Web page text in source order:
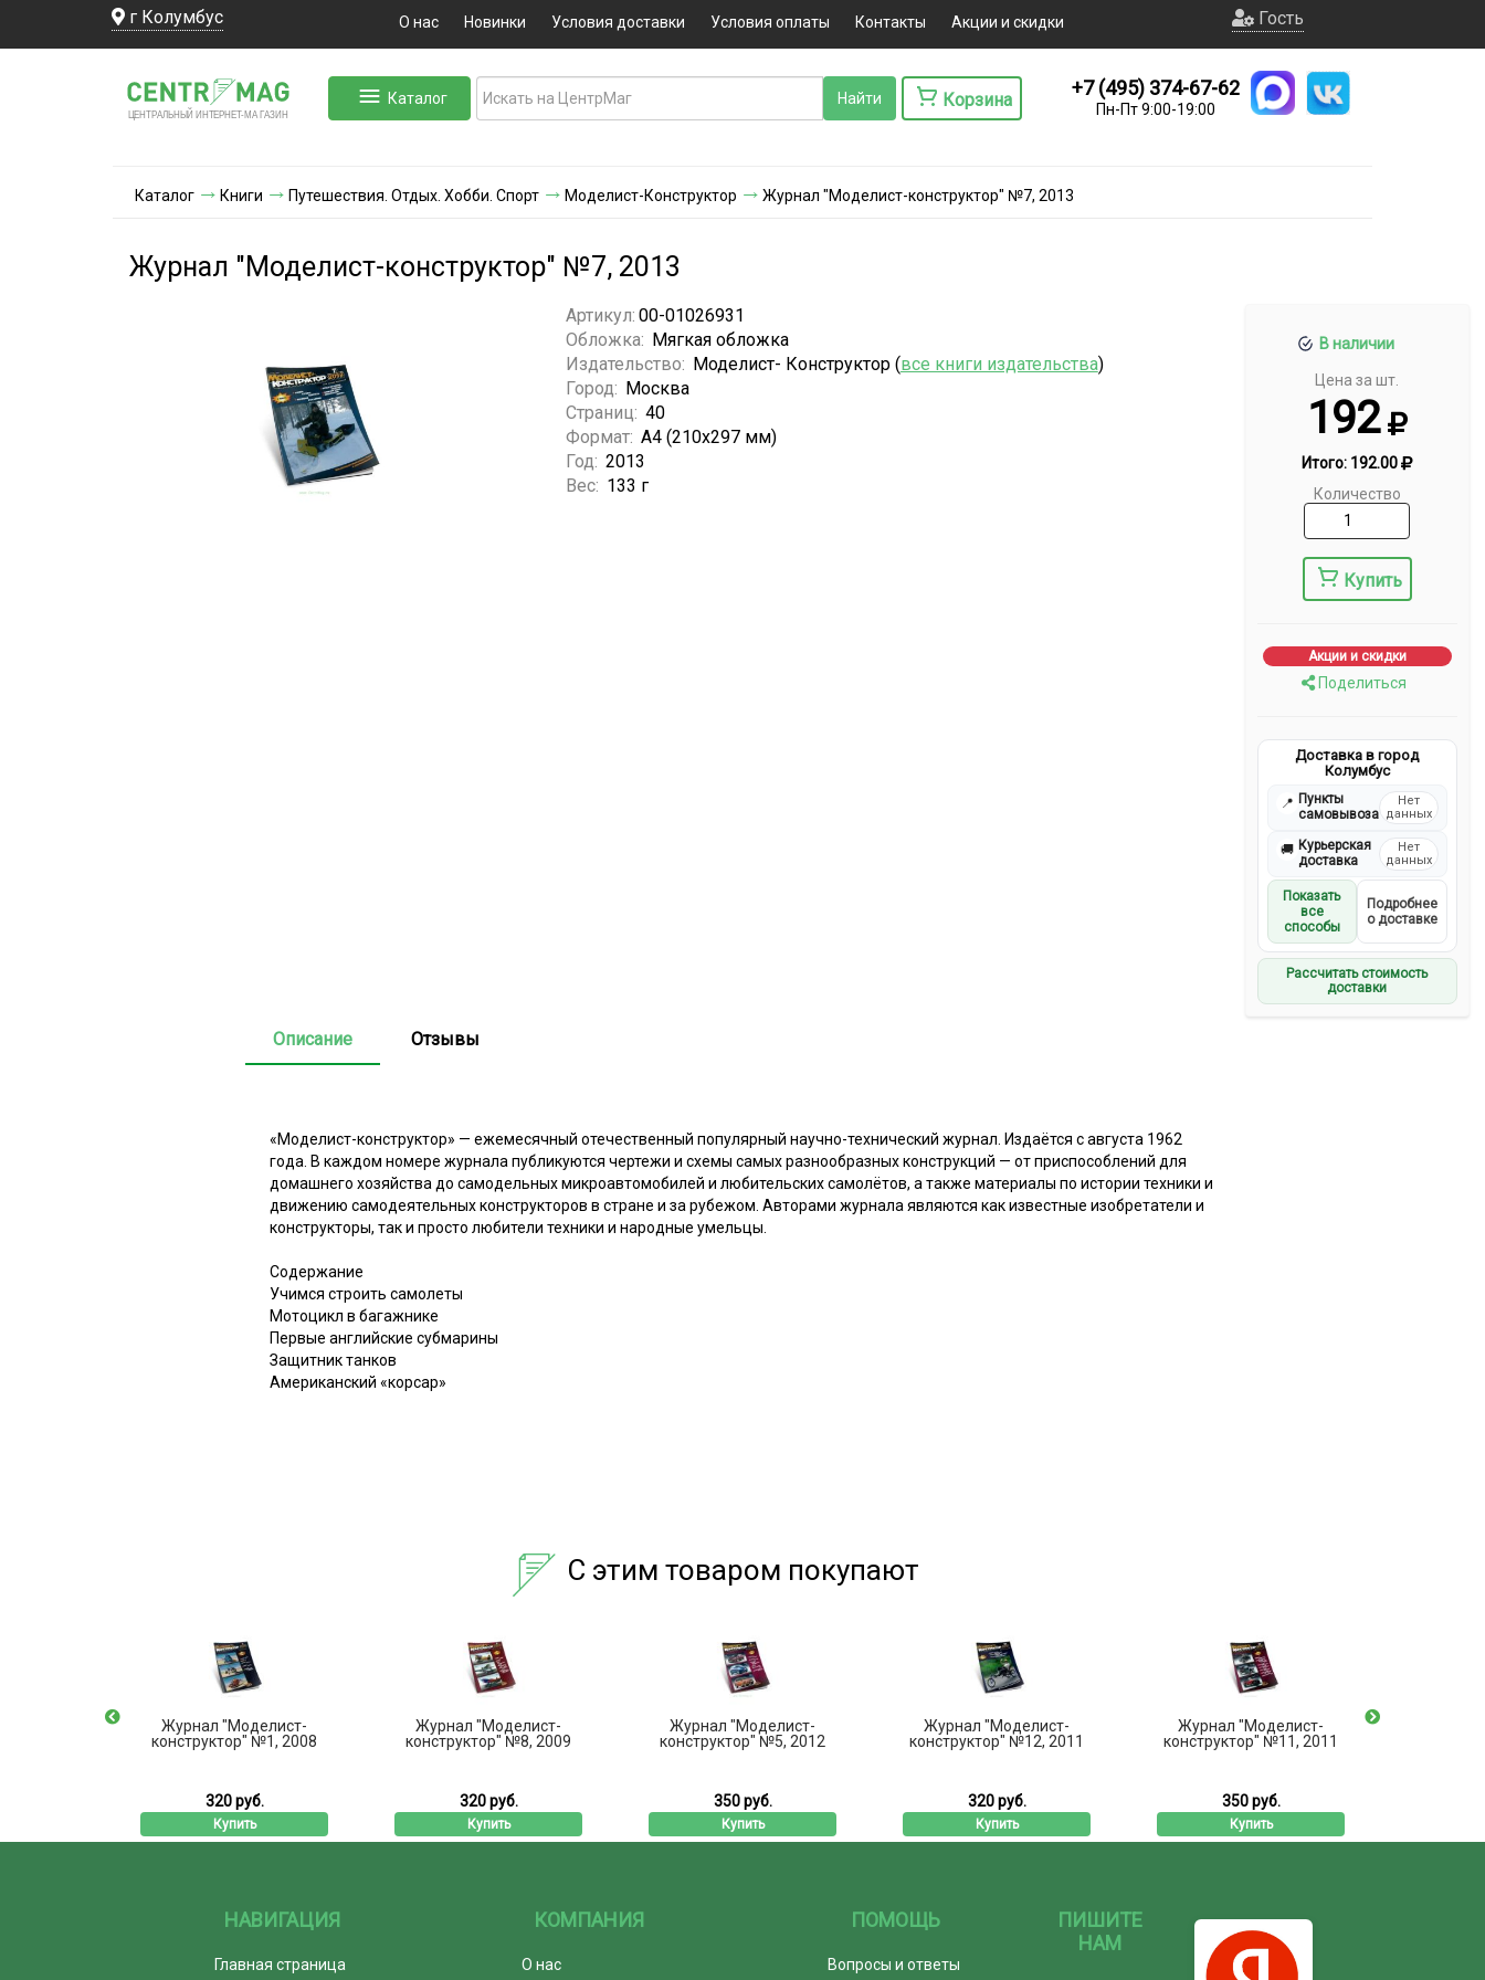
г Колумбус О нас Новинки Условия доставки Условия оплаты Контакты Акции и скидки Гость
ЦЕНТРАЛЬНЫЙ ИНТЕРНЕТ-МА ГАЗИН
Каталог Корзина
+7 (495) 374-67-62
Пн-Пт 9:00-19:00
Каталог Книги Путешествия. Отдых. Хобби. Спорт Моделист-Конструктор Журнал "Моделист-конструктор" №7, 2013
Журнал "Моделист-конструктор" №7, 2013
В наличии
Цена за шт.
192
Итого: 192.00
Количество
Купить
Акции и скидки
Поделиться
Доставка в город
Колумбус
📍 Пункты
самовывоза
Нет
данных
🚚 Курьерская
доставка
Нет
данных
Показать
все
способы
Подробнее
о доставке
Рассчитать стоимость
доставки
Артикул: 00-01026931
Обложка: Мягкая обложка
Издательство: Моделист- Конструктор (все книги издательства)
Город: Москва
Страниц: 40
Формат: А4 (210х297 мм)
Год: 2013
Вес: 133 г
Описание Отзывы
«Моделист-конструктор» — ежемесячный отечественный популярный научно-технический журнал. Издаётся с августа 1962
года. В каждом номере журнала публикуются чертежи и схемы самых разнообразных конструкций — от приспособлений для
домашнего хозяйства до самодельных микроавтомобилей и любительских самолётов, а также материалы по истории техники и
движению самодеятельных конструкторов в стране и за рубежом. Авторами журнала являются как известные изобретатели и
конструкторы, так и просто любители техники и народные умельцы.
Содержание
Учимся строить самолеты
Мотоцикл в багажнике
Первые английские субмарины
Защитник танков
Американский «корсар»
С этим товаром покупают
Журнал "Моделист-
конструктор" №1, 2008
320 руб.
Купить
Журнал "Моделист-
конструктор" №8, 2009
320 руб.
Купить
Журнал "Моделист-
конструктор" №5, 2012
350 руб.
Купить
Журнал "Моделист-
конструктор" №12, 2011
320 руб.
Купить
Журнал "Моделист-
конструктор" №11, 2011
350 руб.
Купить
НАВИГАЦИЯ
Главная страница
КОМПАНИЯ
О нас
ПОМОЩЬ
Вопросы и ответы
ПИШИТЕ
НАМ